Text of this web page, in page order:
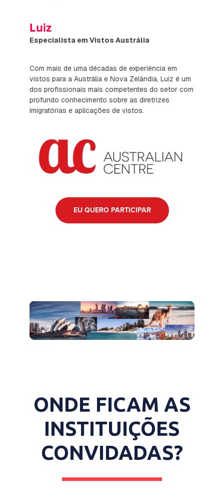
Luiz
Especialista em Vistos Austrália
Com mais de uma décadas de experiência em
vistos para a Austrália e Nova Zelândia, Luiz é um
dos profissionais mais competentes do setor com
profundo conhecimento sobre as diretrizes
imigratórias e aplicações de vistos.
EU QUERO PARTICIPAR
ONDE FICAM AS
INSTITUIÇÕES
CONVIDADAS?